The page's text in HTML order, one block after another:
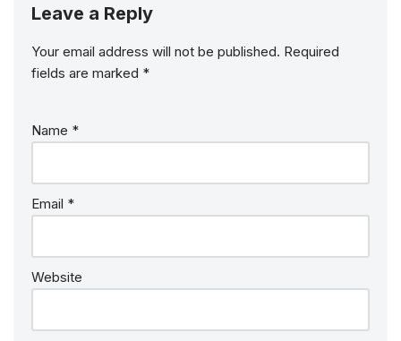
Leave a Reply
Your email address will not be published. Required
fields are marked *
Name *
Email *
Website